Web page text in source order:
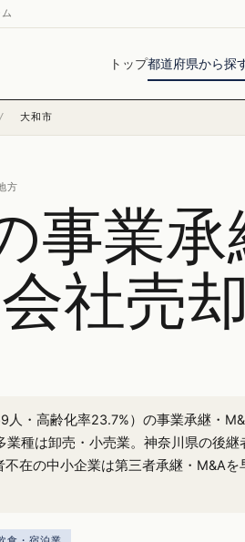
トップ都道府県から探
/ 大和市
方
事業承
社売却
人・高齢化率23.7%）の事業承継・
業種は卸売・小売業。神奈川県の後継
在の中小企業は第三者承継・M&Aを